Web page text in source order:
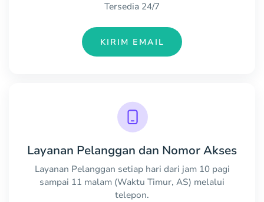
Tersedia 24/7
KIRIM EMAIL
Layanan Pelanggan dan Nomor Akses
Layanan Pelanggan setiap hari dari jam 10 pagi
sampai 11 malam (Waktu Timur, AS) melalui
telepon.